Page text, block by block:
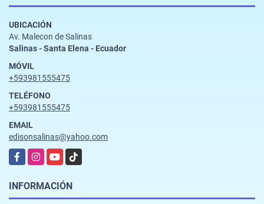
UBICACIÓN
Av. Malecon de Salinas
Salinas - Santa Elena - Ecuador
MÓVIL
+593981555475
TELÉFONO
+593981555475
EMAIL
edisonsalinas@yahoo.com
FacebookInstagramYouTubeTikTok
INFORMACIÓN